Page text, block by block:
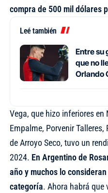
compra de 500 mil dólares
Leé también
Entre su
que no
Orlando
Vega, que hizo inferiores en
Empalme, Porvenir
de Arroyo Seco, tuvo un
2024. En Argentino de
año y muchos lo
categoría. Ahora habrá que